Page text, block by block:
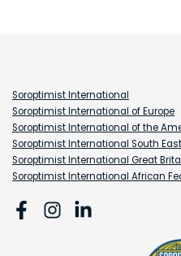
Soroptimist International
Soroptimist International of Europe
Soroptimist International of the
Soroptimist International South
Soroptimist International Great
Soroptimist International African